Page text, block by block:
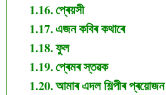
প্ৰেয়সী
এজন কবিৰ কথাৰে
ফুল
প্ৰেমৰ স্তৱক
আমাৰ এদল শিল্পীৰ প্ৰয়োজন